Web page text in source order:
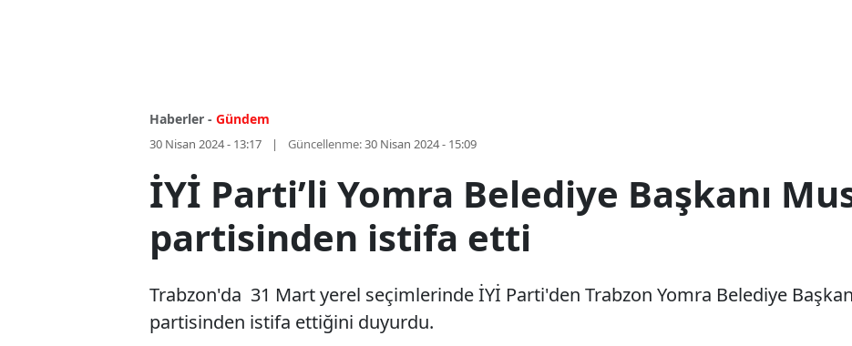
Haberler - Gündem
30 Nisan 2024 - 13:17 Güncellenme:30 Nisan 2024 - 15:09
İYİ Parti’li Yomra Belediye Başkanı
partisinden istifa etti
Trabzon'da 31 Mart yerel seçimlerinde İYİ Parti'den Trabzon Yomra Belediye
partisinden istifa ettiğini duyurdu.